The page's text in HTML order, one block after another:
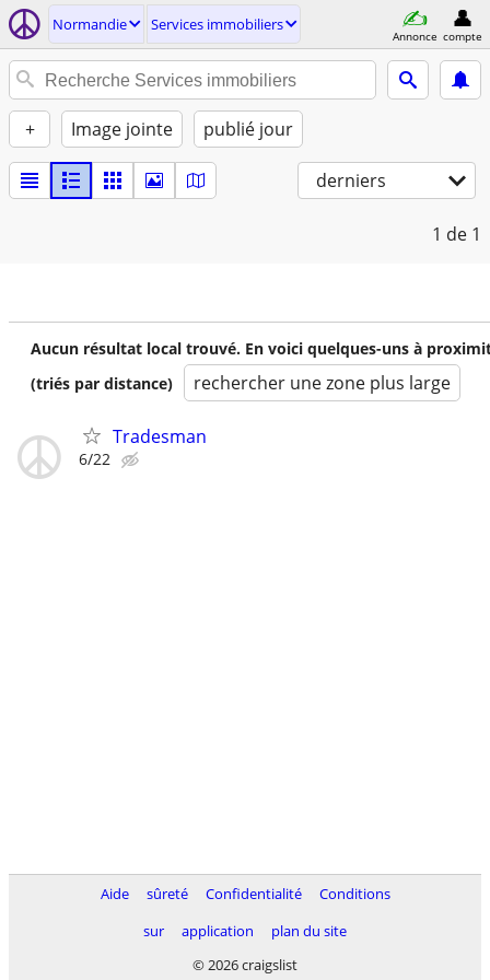
Normandie Services immobiliers
Annonce compte
+ Image jointe publié jour
derniers
1 de 1
Aucun résultat local trouvé. En voici quelques-uns à
(triés par distance)
rechercher une zone plus large
Tradesman
6/22
Aide sûreté Confidentialité
Conditions
sur
application
plan du site
© 2026 craigslist